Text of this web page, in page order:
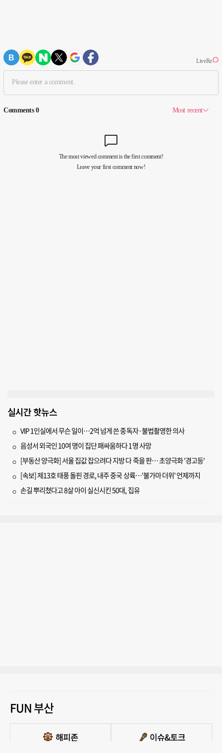
실시간 핫뉴스
VIP 1인실에서 무슨 일이…2억 넘게 쓴 중독자·불법촬영한 의사
음성서 외국인 10여 명이 집단 패싸움하다 1명 사망
[부동산 양극화] 서울 집값 잡으려다 지방 다 죽을 판… 초양극화 '경고등'
[속보] 제13호 태풍 돌핀 경로, 내주 중국 상륙…'불가마 더위' 언제까지
손길 뿌리쳤다고 8살 아이 실신시킨 50대, 집유
FUN 부산